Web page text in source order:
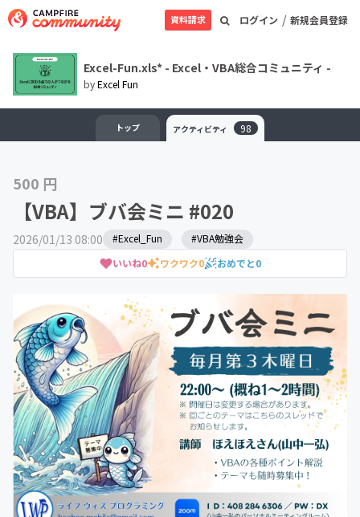
ログイン / 新規会員登録
資料請求
Excel-Fun.xls* - Excel・VBA総合コミュニティ -
byExcel Fun
トップ アクティビティ 98
500 円
【VBA】ブバ会ミニ #020
2026/01/13 08:00
いいね0 ワクワク0 おめでと0
#Excel_Fun #VBA勉強会